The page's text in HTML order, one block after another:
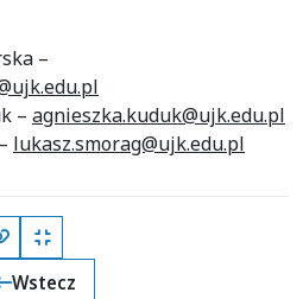
–
– agnieszka.kuduk@ujk.edu.pl
lukasz.smorag@ujk.edu.pl
pełny link
Kopiuj krótki link
Wstecz